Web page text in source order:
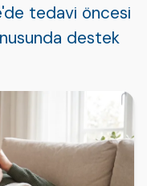
tedavi öncesi
destek